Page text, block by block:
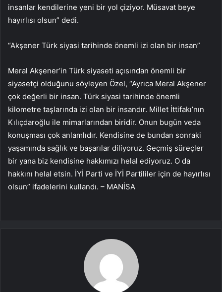
insanlar kendilerine yeni bir yol çiziyor. Müsavat beye
hayırlısı olsun” dedi.
“Akşener Türk siyasi tarihinde önemli izi olan bir insan”
Meral Akşener’in Türk siyaseti açısından önemli bir
siyasetçi olduğunu söyleyen Özel, “Ayrıca Meral Akşener
çok değerli bir insan. Türk siyasi tarihinde önemli
kilometre taşlarında izi olan bir insandır. Millet İttifakı’nın
Kılıçdaroğlu ile mimarlarından biridir. Onun bugün veda
konuşması çok anlamlıdır. Kendisine de bundan sonraki
yaşamında sağlık ve başarılar diliyoruz. Geçmiş süreçler
bir yana biz kendisine hakkımızı helal ediyoruz. O da
hakkını helal etsin. İYİ Parti ve İYİ Partililer için de hayırlısı
olsun” ifadelerini kullandı. – MANİSA